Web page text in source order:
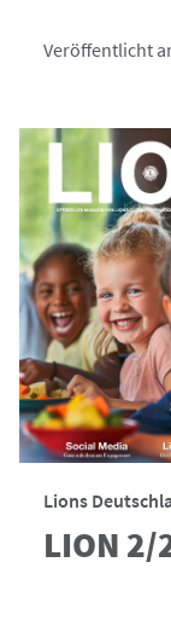
Veröffentlicht
Lions
LION 2/